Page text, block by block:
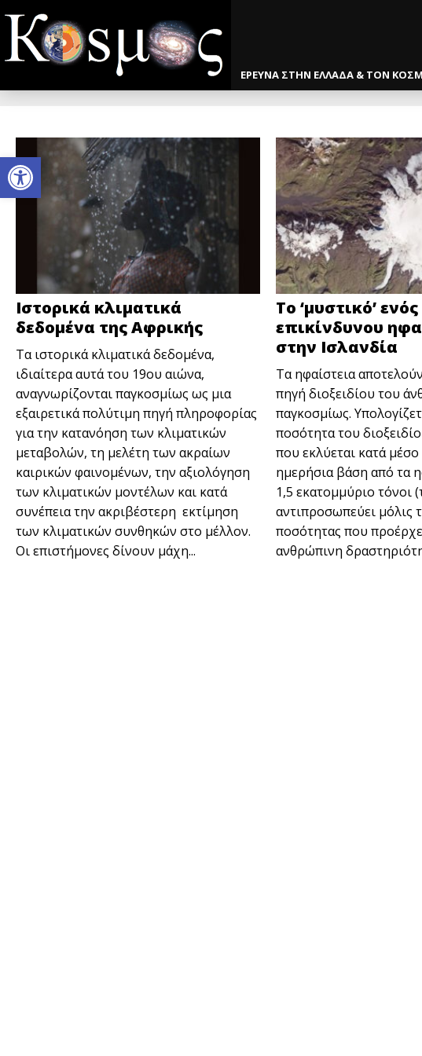
Open toolbar
ΕΡΕΥΝΑ ΣΤΗΝ ΕΛΛΑΔΑ & ΤΟΝ
Ιστορικά κλιματικά
δεδομένα της Αφρικής
Τα ιστορικά κλιματικά δεδομένα,
ιδιαίτερα αυτά του 19ου αιώνα,
αναγνωρίζονται παγκοσμίως ως μια
εξαιρετικά πολύτιμη πηγή πληροφορίας
για την κατανόηση των κλιματικών
μεταβολών, τη μελέτη των ακραίων
καιρικών φαινομένων, την αξιολόγηση
των κλιματικών μοντέλων και κατά
συνέπεια την ακριβέστερη εκτίμηση
των κλιματικών συνθηκών στο μέλλον.
Οι επιστήμονες δίνουν μάχη...
Το ‘μυστικό’ ενός
επικίνδυνου
στην Ισλανδία
Τα ηφαίστεια
πηγή διοξειδίου του
παγκοσμίως.
ποσότητα του
που εκλύεται κατά
ημερήσια βάση από τα
1,5 εκατομμύριο τόνοι
αντιπροσωπεύει μόλις
ποσότητας που
ανθρώπινη